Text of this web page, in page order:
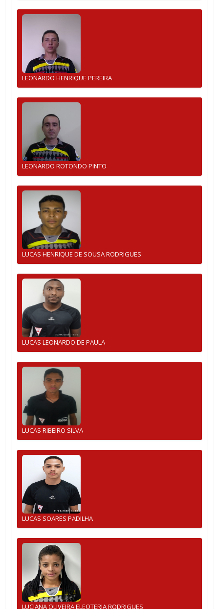
LEONARDO HENRIQUE PEREIRA
LEONARDO ROTONDO PINTO
LUCAS HENRIQUE DE SOUSA RODRIGUES
LUCAS LEONARDO DE PAULA
LUCAS RIBEIRO SILVA
LUCAS SOARES PADILHA
LUCIANA OLIVEIRA ELEOTERIA RODRIGUES